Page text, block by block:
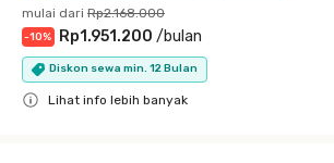
mulai dari Rp2.168.000
-10% Rp1.951.200 /bulan
Diskon sewa min. 12 Bulan
Lihat info lebih banyak